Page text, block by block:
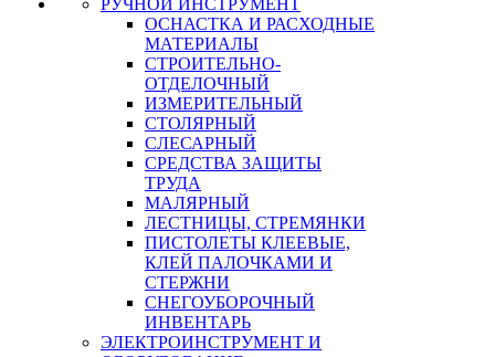
РУЧНОЙ ИНСТРУМЕНТ
ОСНАСТКА И РАСХОДНЫЕ
МАТЕРИАЛЫ
СТРОИТЕЛЬНО-
ОТДЕЛОЧНЫЙ
ИЗМЕРИТЕЛЬНЫЙ
СТОЛЯРНЫЙ
СЛЕСАРНЫЙ
СРЕДСТВА ЗАЩИТЫ
ТРУДА
МАЛЯРНЫЙ
ЛЕСТНИЦЫ, СТРЕМЯНКИ
ПИСТОЛЕТЫ КЛЕЕВЫЕ,
КЛЕЙ ПАЛОЧКАМИ И
СТЕРЖНИ
СНЕГОУБОРОЧНЫЙ
ИНВЕНТАРЬ
ЭЛЕКТРОИНСТРУМЕНТ И